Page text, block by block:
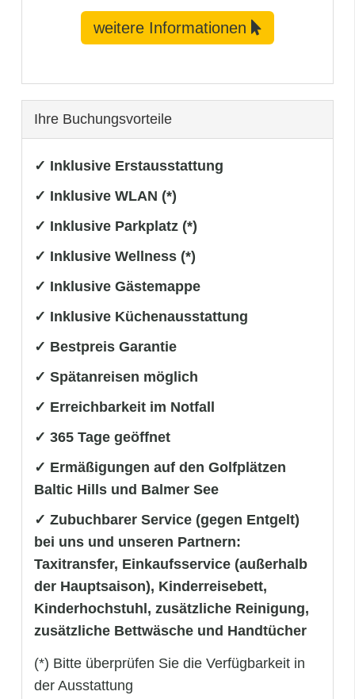
weitere Informationen
Ihre Buchungsvorteile
✓ Inklusive Erstausstattung
✓ Inklusive WLAN (*)
✓ Inklusive Parkplatz (*)
✓ Inklusive Wellness (*)
✓ Inklusive Gästemappe
✓ Inklusive Küchenausstattung
✓ Bestpreis Garantie
✓ Spätanreisen möglich
✓ Erreichbarkeit im Notfall
✓ 365 Tage geöffnet
✓ Ermäßigungen auf den Golfplätzen
Baltic Hills und Balmer See
✓ Zubuchbarer Service (gegen Entgelt)
bei uns und unseren Partnern:
Taxitransfer, Einkaufsservice (außerhalb
der Hauptsaison), Kinderreisebett,
Kinderhochstuhl, zusätzliche Reinigung,
zusätzliche Bettwäsche und Handtücher
(*) Bitte überprüfen Sie die Verfügbarkeit in
der Ausstattung